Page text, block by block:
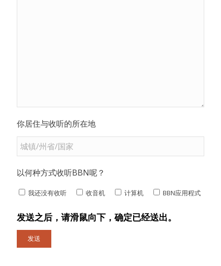
你居住与收听的所在地
以何种方式收听BBN呢？
我还没有收听 收音机 计算机 BBN应用程式
发送之后，请滑鼠向下，确定已经送出。